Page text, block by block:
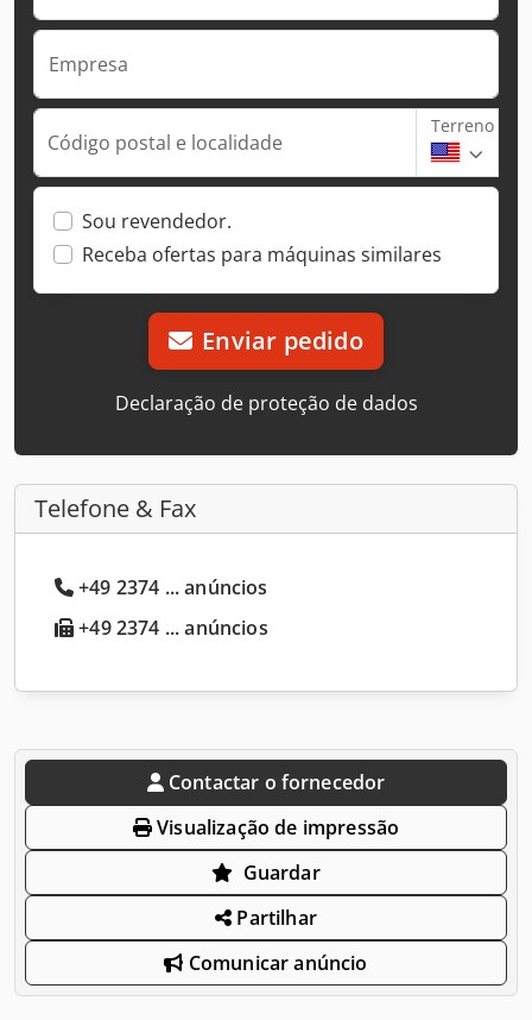
Empresa
Código postal e localidade
Terreno
Sou revendedor.
Receba ofertas para máquinas similares
Enviar pedido
Declaração de proteção de dados
Telefone & Fax
+49 2374 ... anúncios
+49 2374 ... anúncios
Contactar o fornecedor
Visualização de impressão
Guardar
Partilhar
Comunicar anúncio